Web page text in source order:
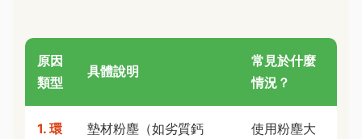
原因
類型
具體說明
常見於什麼
情況？
1. 環
墊材粉塵（如劣質鈣
使用粉塵大